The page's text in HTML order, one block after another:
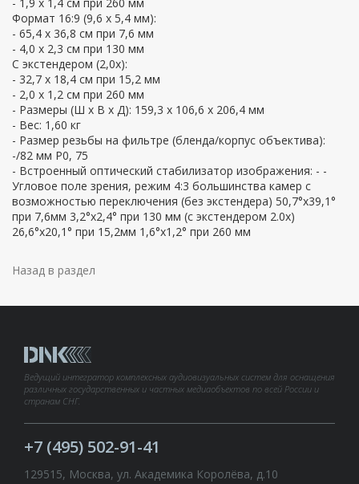
Формат 16:9 (9,6 х 5,4 мм):
- 65,4 x 36,8 см при 7,6 мм
- 4,0 x 2,3 см при 130 мм
С экстендером (2,0х):
- 32,7 x 18,4 см при 15,2 мм
- 2,0 x 1,2 см при 260 мм
- Размеры (Ш х В х Д): 159,3 x 106,6 x 206,4 мм
- Вес: 1,60 кг
- Размер резьбы на фильтре (бленда/корпус объектива):
-/82 мм P0, 75
- Встроенный оптический стабилизатор изображения: - -
Угловое поле зрения, режим 4:3 большинства камер с
возможностью переключения (без экстендера) 50,7°х39,1°
при 7,6мм 3,2°х2,4° при 130 мм (с экстендером 2.0х)
26,6°х20,1° при 15,2мм 1,6°х1,2° при 260 мм
Назад в раздел
Ведущий интегратор комплексных аудиовизуальных систем для оснащения
различных государственных и частных медиаобъектов по всей России и
странам СНГ.
+7 (495) 502-91-41
129515, Москва, ул. Академика Королёва, д.10